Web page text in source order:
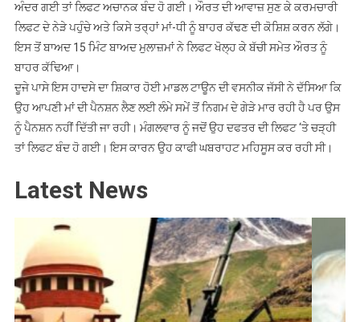
ਅੰਦਰ ਗਈ ਤਾਂ ਲਿਫਟ ਅਚਾਨਕ ਬੰਦ ਹੋ ਗਈ। ਔਰਤ ਦੀ ਆਵਾਜ਼ ਸੁਣ ਕੇ ਕਰਮਚਾਰੀ
ਲਿਫਟ ਦੇ ਨੇੜੇ ਪਹੁੰਚੇ ਅਤੇ ਕਿਸੇ ਤਰ੍ਹਾਂ ਮਾਂ-ਧੀ ਨੂੰ ਬਾਹਰ ਕੱਢਣ ਦੀ ਕੋਸ਼ਿਸ਼ ਕਰਨ ਲੱਗੇ।
ਇਸ ਤੋਂ ਬਾਅਦ 15 ਮਿੰਟ ਬਾਅਦ ਮੁਲਾਜ਼ਮਾਂ ਨੇ ਲਿਫਟ ਖੋਲ੍ਹ ਕੇ ਬੱਚੀ ਸਮੇਤ ਔਰਤ ਨੂੰ
ਬਾਹਰ ਕੱਢਿਆ।
ਦੂਜੇ ਪਾਸੇ ਇਸ ਹਾਦਸੇ ਦਾ ਸ਼ਿਕਾਰ ਹੋਈ ਮਾਡਲ ਟਾਊਨ ਦੀ ਵਸਨੀਕ ਜੱਸੀ ਨੇ ਦੱਸਿਆ ਕਿ
ਉਹ ਆਪਣੀ ਮਾਂ ਦੀ ਪੈਨਸ਼ਨ ਲੈਣ ਲਈ ਲੰਮੇ ਸਮੇਂ ਤੋਂ ਨਿਗਮ ਦੇ ਗੇੜੇ ਮਾਰ ਰਹੀ ਹੈ ਪਰ ਉਸ
ਨੂੰ ਪੈਨਸ਼ਨ ਨਹੀਂ ਦਿੱਤੀ ਜਾ ਰਹੀ। ਮੰਗਲਵਾਰ ਨੂੰ ਜਦੋਂ ਉਹ ਦਫਤਰ ਦੀ ਲਿਫਟ ‘ਤੇ ਚੜ੍ਹੀ
ਤਾਂ ਲਿਫਟ ਬੰਦ ਹੋ ਗਈ। ਇਸ ਕਾਰਨ ਉਹ ਕਾਫੀ ਘਬਰਾਹਟ ਮਹਿਸੂਸ ਕਰ ਰਹੀ ਸੀ।
Latest News